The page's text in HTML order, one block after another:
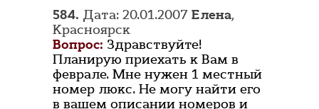
584. Дата: 20.01.2007 Елена,
Красноярск
Вопрос: Здравствуйте!
Планирую приехать к Вам в
феврале. Мне нужен 1 местный
номер люкс. Не могу найти его
в вашем описании номеров и